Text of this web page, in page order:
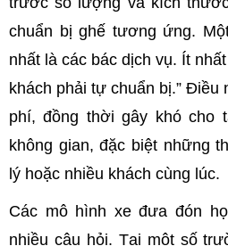
chuẩn bị ghế tương ứng.
nhất là các bác dịch vụ. Ít
khách phải tự chuẩn bị.” Điều
phí, đồng thời gây khó cho
không gian, đặc biệt những
lý hoặc nhiều khách cùng lúc.
Các mô hình xe đưa đón
nhiều câu hỏi. Tại một số